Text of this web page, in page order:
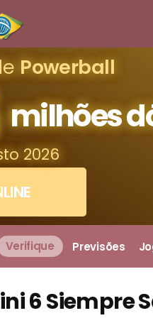
Powerball
milhões
2026
Verifique Previsões
6 Siempre